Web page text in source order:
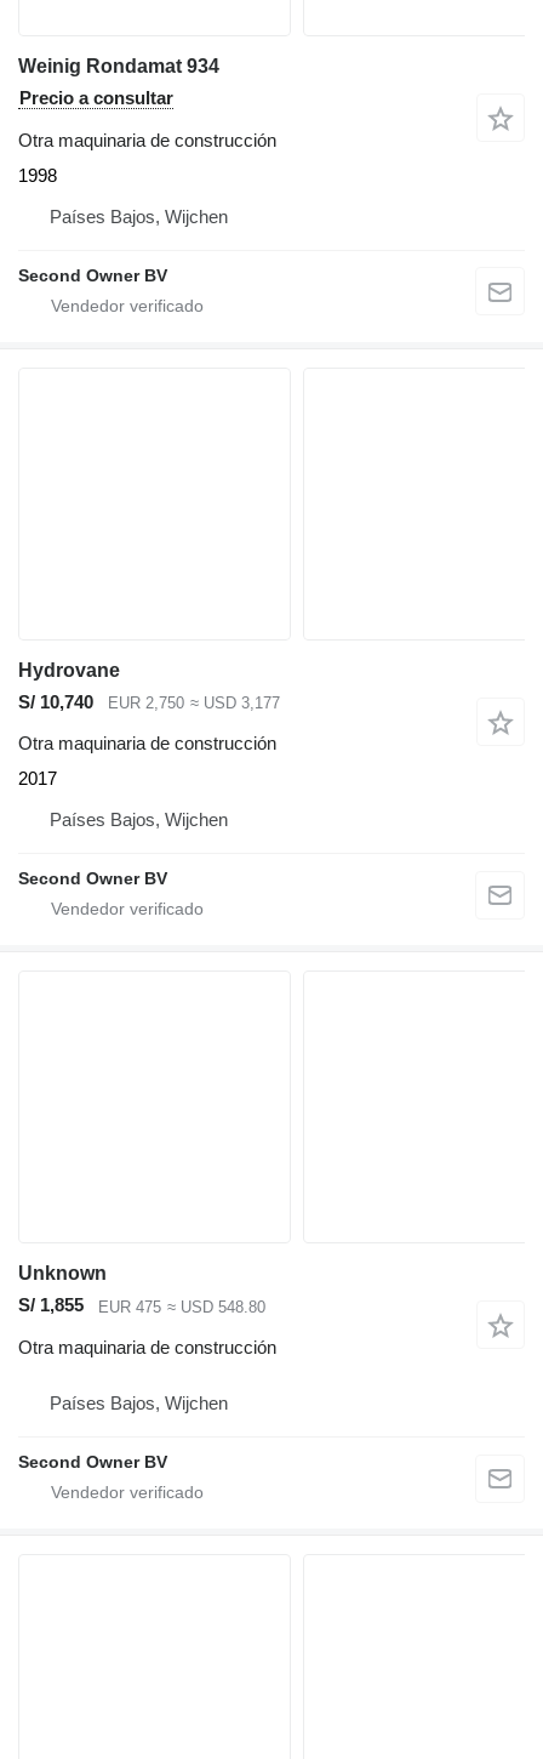
Weinig Rondamat 934
Precio a consultar
Otra maquinaria de construcción
1998
Países Bajos, Wijchen
Second Owner BV
Hydrovane
S/ 10,740
EUR 2,750 ≈ USD 3,177
Otra maquinaria de construcción
2017
Países Bajos, Wijchen
Second Owner BV
Unknown
S/ 1,855
EUR 475 ≈ USD 548.80
Otra maquinaria de construcción
Países Bajos, Wijchen
Second Owner BV